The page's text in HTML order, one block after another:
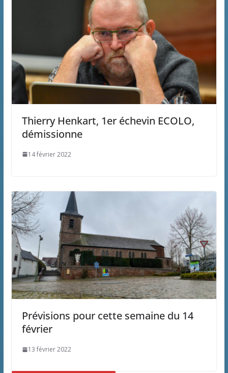
Thierry Henkart, 1er échevin ECOLO,
démissionne
14 février 2022
Prévisions pour cette semaine du 14
février
13 février 2022